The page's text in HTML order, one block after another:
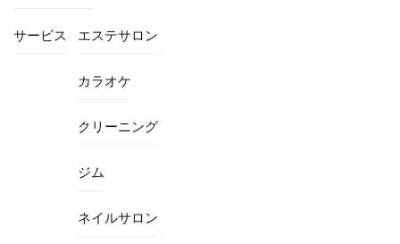
サービス エステサロン
カラオケ
クリーニング
ジム
ネイルサロン